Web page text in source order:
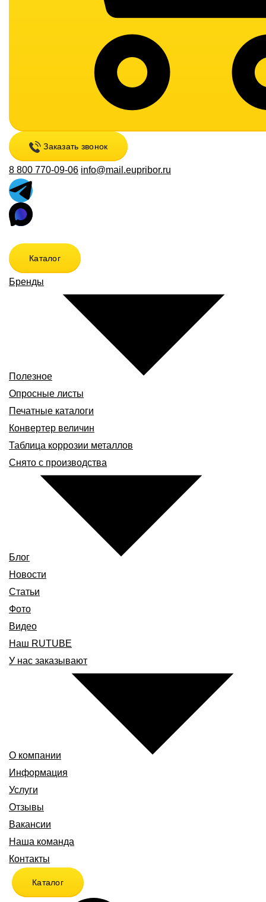
Заказать звонок
8 800 770-09-06 info@mail.eupribor.ru
Каталог
Бренды
Полезное
Опросные листы
Печатные каталоги
Конвертер величин
Таблица коррозии металлов
Снято с производства
Блог
Новости
Статьи
Фото
Видео
Наш RUTUBE
У нас заказывают
О компании
Информация
Услуги
Отзывы
Вакансии
Наша команда
Контакты
Каталог